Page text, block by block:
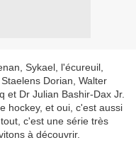
Sykael, l'écureuil,
Dorian, Walter
et Dr Julian Bashir-Dax Jr.
hockey, et oui, c'est aussi
c'est une série très
à découvrir.